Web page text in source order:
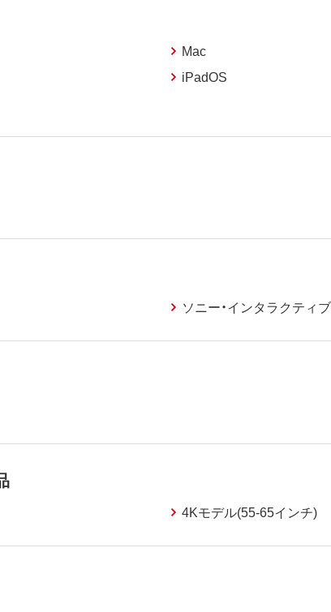
Mac
iPadOS
ソニー・インタラクティ
4Kモデル(55-65インチ)